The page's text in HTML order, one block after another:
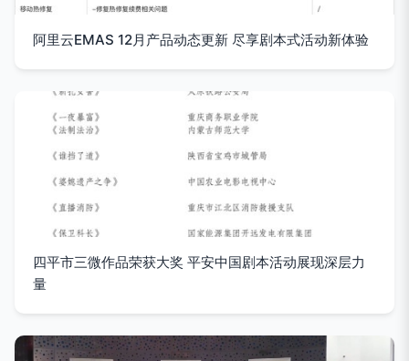
阿里云EMAS 12月产品动态更新 尽享剧本式活动新体验
四平市三微作品荣获大奖 平安中国剧本活动展现深层力
量